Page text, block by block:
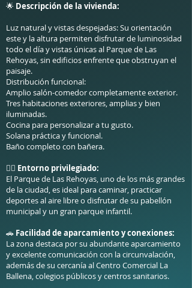
🌟 Descripción de la vivienda:
Luz natural y vistas despejadas: Su orientación
este y la altura permiten disfrutar de luminosidad
todo el día y vistas únicas al Parque de Las
Rehoyas, sin edificios enfrente que obstruyan el
paisaje.
Distribución funcional:
Amplio salón-comedor completamente exterior.
Tres habitaciones exteriores, amplias y bien
iluminadas.
Cocina para personalizar a tu gusto.
Solana práctica y funcional.
Baño completo con bañera.
🚶‍♂️ Entorno privilegiado:
El Parque de Las Rehoyas, uno de los más grandes
de la ciudad, es ideal para caminar, practicar
deportes al aire libre o disfrutar de su pabellón
municipal y un gran parque infantil.
🚗 Facilidad de aparcamiento y conexiones:
La zona destaca por su abundante aparcamiento
y excelente comunicación con la circunvalación,
además de su cercanía al Centro Comercial La
Ballena, colegios públicos y centros sanitarios.